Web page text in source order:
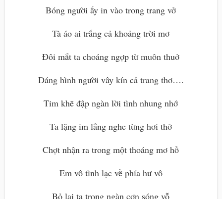
Bóng người ấy in vào trong trang vở
Tà áo ai trắng cả khoảng trời mơ
Đôi mắt ta choáng ngợp từ muôn thuở
Dáng hình người vây kín cả trang thơ….
Tim khẽ đập ngàn lời tình nhung nhớ
Ta lặng im lắng nghe từng hơi thở
Chợt nhận ra trong một thoáng mơ hồ
Em vô tình lạc về phía hư vô
Bỏ lại ta trong ngàn cơn sóng vỗ